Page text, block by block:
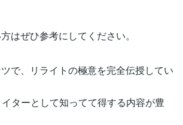
はぜひ参考にしてください。
で、リライトの極意を完全伝授してい
ターとして知ってて得する内容が豊